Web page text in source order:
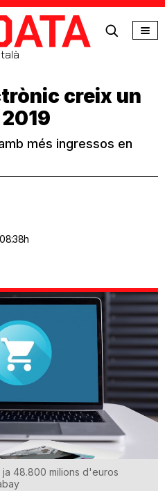
creix un
més ingressos en
48.800 milions d'euros